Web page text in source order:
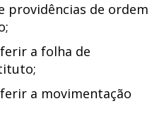
providências de ordem
a folha de
a movimentação